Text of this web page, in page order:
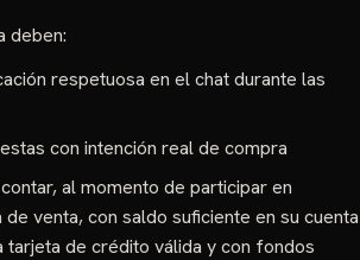
deben:
respetuosa en el chat durante las
con intención real de compra
al momento de participar en
de venta, con saldo suficiente en su cuenta
tarjeta de crédito válida y con fondos